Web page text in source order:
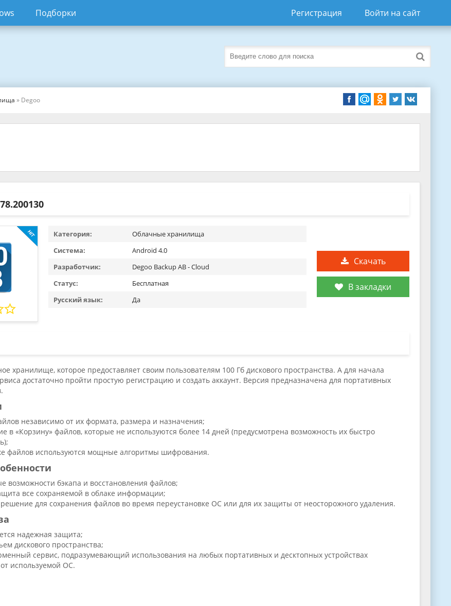
Подборки Регистрация Войти на сайт
» Degoo
Скачать
В закладки
Категория:
Облачные хранилища
Система:
Android 4.0
Разработчик:
Degoo Backup AB - Cloud
Статус:
Бесплатная
Русский язык:
Да
хранилище, которое предоставляет своим пользователям 100 Гб дискового пространства. А для начала
достаточно пройти простую регистрацию и создать аккаунт. Версия предназначена для портативных
независимо от их формата, размера и назначения;
в «Корзину» файлов, которые не используются более 14 дней (предусмотрена возможность их быстро
файлов используются мощные алгоритмы шифрования.
возможности бэкапа и восстановления файлов;
все сохраняемой в облаке информации;
для сохранения файлов во время переустановке ОС или для их защиты от неосторожного удаления.
надежная защита;
дискового пространства;
сервис, подразумевающий использования на любых портативных и десктопных устройствах
используемой ОС.